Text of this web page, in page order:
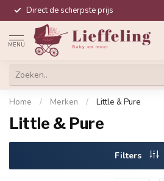
Direct de scherpste prijs
MENU
Home / Merken / Little & Pure
Little & Pure
Filters